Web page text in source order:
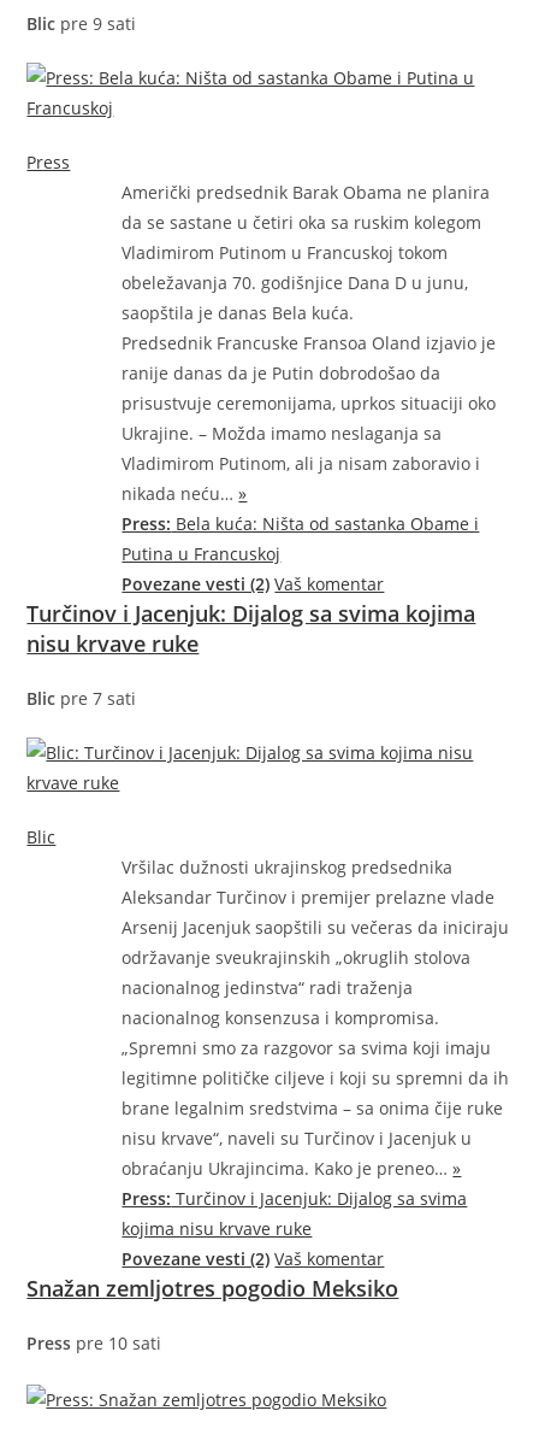
Blic pre 9 sati
Press
Američki predsednik Barak Obama ne planira
da se sastane u četiri oka sa ruskim kolegom
Vladimirom Putinom u Francuskoj tokom
obeležavanja 70. godišnjice Dana D u junu,
saopštila je danas Bela kuća.
Predsednik Francuske Fransoa Oland izjavio je
ranije danas da je Putin dobrodošao da
prisustvuje ceremonijama, uprkos situaciji oko
Ukrajine. – Možda imamo neslaganja sa
Vladimirom Putinom, ali ja nisam zaboravio i
nikada neću…»
Press: Bela kuća: Ništa od sastanka Obame i
Putina u Francuskoj
Povezane vesti (2) Vaš komentar
Turčinov i Jacenjuk: Dijalog sa svima kojima
nisu krvave ruke
Blic pre 7 sati
Blic
Vršilac dužnosti ukrajinskog predsednika
Aleksandar Turčinov i premijer prelazne vlade
Arsenij Jacenjuk saopštili su večeras da iniciraju
održavanje sveukrajinskih „okruglih stolova
nacionalnog jedinstva“ radi traženja
nacionalnog konsenzusa i kompromisa.
„Spremni smo za razgovor sa svima koji imaju
legitimne političke ciljeve i koji su spremni da ih
brane legalnim sredstvima – sa onima čije ruke
nisu krvave“, naveli su Turčinov i Jacenjuk u
obraćanju Ukrajincima. Kako je preneo…»
Press: Turčinov i Jacenjuk: Dijalog sa svima
kojima nisu krvave ruke
Povezane vesti (2) Vaš komentar
Snažan zemljotres pogodio Meksiko
Press pre 10 sati